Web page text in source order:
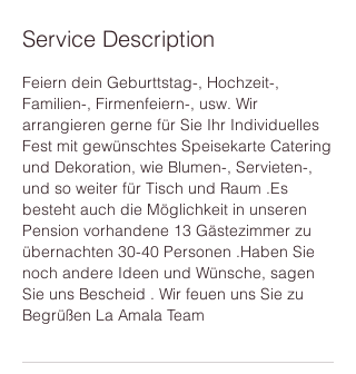
Service Description
Feiern dein Geburttstag-, Hochzeit-,
Familien-, Firmenfeiern-, usw. Wir
arrangieren gerne für Sie Ihr Individuelles
Fest mit gewünschtes Speisekarte Catering
und Dekoration, wie Blumen-, Servieten-,
und so weiter für Tisch und Raum .Es
besteht auch die Möglichkeit in unseren
Pension vorhandene 13 Gästezimmer zu
übernachten 30-40 Personen .Haben Sie
noch andere Ideen und Wünsche, sagen
Sie uns Bescheid . Wir feuen uns Sie zu
Begrüßen La Amala Team